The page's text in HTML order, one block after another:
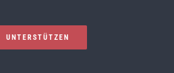
UNTERSTÜTZEN